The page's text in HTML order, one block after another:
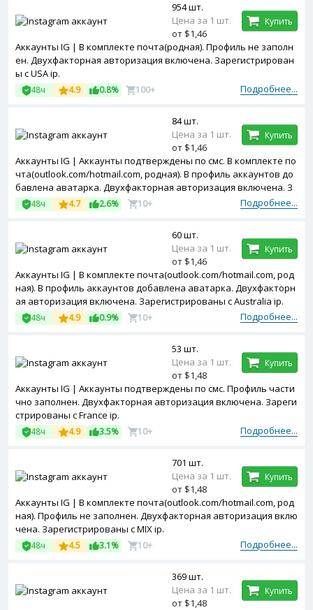
Аккаунты IG | В комплекте почта(родная). Профиль не заполн
ен. Двухфакторная авторизация включена. Зарегистрирован
ы с USA ip.
Подробнее...
48ч 4.9 0.8% 100+
954 шт.
Цена за 1 шт.
от $1,46
Купить
Аккаунты IG | Аккаунты подтверждены по смс. В комплекте по
чта(outlook.com/hotmail.com, родная). В профиль аккаунтов до
бавлена аватарка. Двухфакторная авторизация включена. З
арегистрированы с USA ip.
Подробнее...
48ч 4.7 2.6% 10+
84 шт.
Цена за 1 шт.
от $1,46
Купить
Аккаунты IG | В комплекте почта(outlook.com/hotmail.com, род
ная). В профиль аккаунтов добавлена аватарка. Двухфакторн
ая авторизация включена. Зарегистрированы с Australia ip.
Подробнее...
48ч 4.9 0.9% 10+
60 шт.
Цена за 1 шт.
от $1,46
Купить
Аккаунты IG | Аккаунты подтверждены по смс. Профиль части
чно заполнен. Двухфакторная авторизация включена. Зареги
стрированы с France ip.
Подробнее...
48ч 4.9 3.5% 10+
53 шт.
Цена за 1 шт.
от $1,48
Купить
Аккаунты IG | В комплекте почта(outlook.com/hotmail.com, род
ная). Профиль не заполнен. Двухфакторная авторизация вклю
чена. Зарегистрированы с MIX ip.
Подробнее...
48ч 4.5 3.1% 10+
701 шт.
Цена за 1 шт.
от $1,48
Купить
369 шт.
Цена за 1 шт.
от $1,48
Купить